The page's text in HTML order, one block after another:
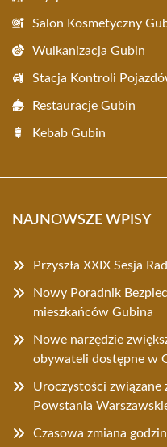
Salon Kosmetyczny
Wulkanizacja Gubin
Stacja Kontroli
Restauracje Gubin
Kebab Gubin
NAJNOWSZE WPISY
Przyszła XXIX Sesja
Nowy Poradnik
mieszkańców Gubina
Nowe narzędzie
obywateli dostępne w
Uroczystości związane
Powstania
Czasowa zmiana